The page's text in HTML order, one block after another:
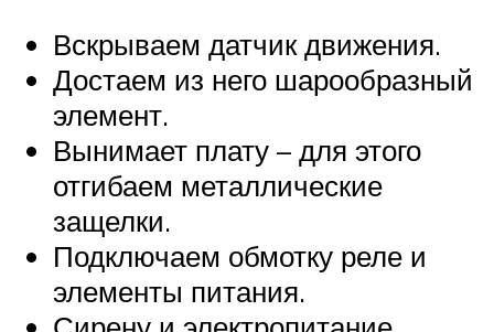
Вскрываем датчик движения.
Достаем из него шарообразный
элемент.
Вынимает плату – для этого
отгибаем металлические
защелки.
Подключаем обмотку реле и
элементы питания.